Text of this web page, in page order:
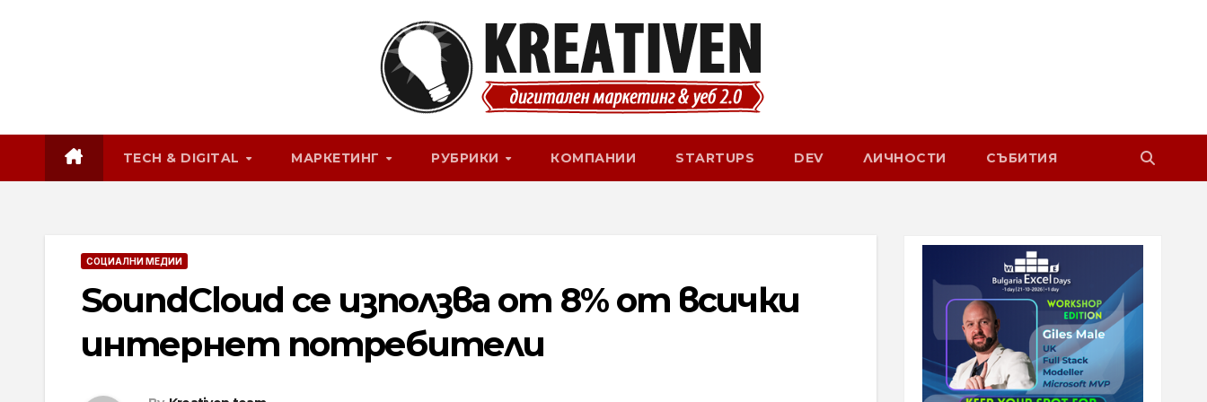
TECH & DIGITAL МАРКЕТИНГ РУБРИКИ КОМПАНИИ STARTUPS DEV ЛИЧНОСТИ СЪБИТИЯ
СОЦИАЛНИ МЕДИИ
SoundCloud се използва от 8% от всички
интернет потребители